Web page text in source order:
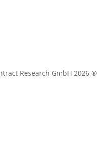
Research GmbH 2026 ®